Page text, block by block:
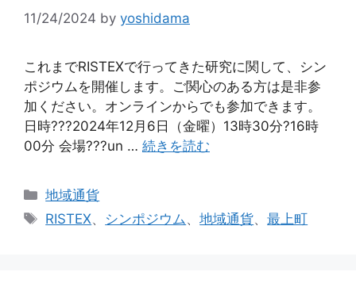
11/24/2024 by yoshidama
これまでRISTEXで行ってきた研究に関して、シン
ポジウムを開催します。ご関心のある方は是非参
加ください。オンラインからでも参加できます。
日時???2024年12月6日（金曜）13時30分?16時
00分 会場???un … 続きを読む
カ
テ
地域通貨
タ
RISTEX、 シンポジウム 、地域通貨、最上町